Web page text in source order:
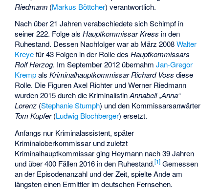
Riedmann (Markus Böttcher) verantwortlich.
Nach über 21 Jahren verabschiedete sich Schimpf in
seiner 222. Folge alsHauptkommissar Kress in den
Ruhestand. Dessen Nachfolger war ab März 2008Walter
Kreyefür 43 Folgen in der Rolle desHauptkommissars
Rolf Herzog. Im September 2012 übernahmJan-Gregor
KrempalsKriminalhauptkommissar Richard Voss diese
Rolle. Die Figuren Axel Richter und Werner Riedmann
wurden 2015 durch die KriminalistinAnnabell „Anna“
Lorenz (Stephanie Stumph) und den Kommissarsanwärter
Tom Kupfer(Ludwig Blochberger) ersetzt.
Anfangs nur Kriminalassistent, später
Kriminaloberkommissar und zuletzt
Kriminalhauptkommissar ging Heymann nach 39 Jahren
und über 400 Fällen 2016 in den Ruhestand.[1] Gemessen
an der Episodenanzahl und der Zeit, spielte Ande am
längsten einen Ermittler im deutschen Fernsehen.